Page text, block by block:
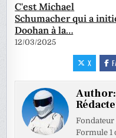
C'est Michael
Schumacher qui a
Doohan à la…
12/03/2025
X
Fondateur
Formule 1